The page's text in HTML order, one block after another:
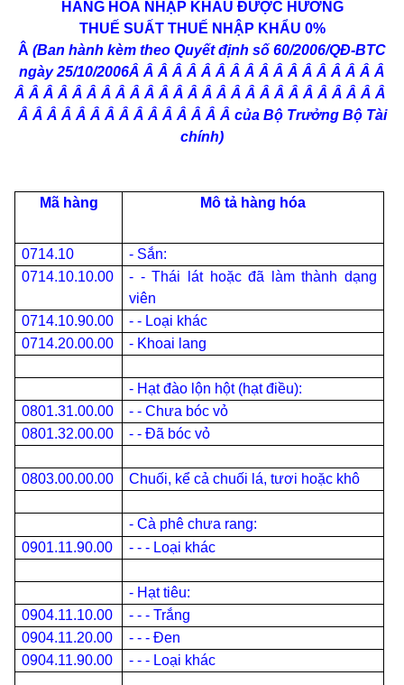
HÀNG HOÁ NHẬP KHẨU ĐƯỢC HƯỞNG
THUẾ SUẤT THUẾ NHẬP KHẨU 0%
Â (Ban hành kèm theo Quyết định số 60/2006/QĐ-BTC
ngày 25/10/2006Â Â Â Â Â Â Â Â Â Â Â Â Â Â Â Â Â Â
Â Â Â Â Â Â Â Â Â Â Â Â Â Â Â Â Â Â Â Â Â Â Â Â Â Â
Â Â Â Â Â Â Â Â Â Â Â Â Â Â Â của Bộ Trưởng Bộ Tài
chính)
Mã hàng Mô tả hàng hóa
0714.10
- Sắn:
0714.10.10.00
- - Thái lát hoặc đã làm thành dạng
viên
0714.10.90.00
- - Loại khác
0714.20.00.00
- Khoai lang
- Hạt đào lộn hột (hạt điều):
0801.31.00.00
- - Chưa bóc vỏ
0801.32.00.00
- - Đã bóc vỏ
0803.00.00.00 Chuối, kể cả chuối lá, tươi hoặc khô
- Cà phê chưa rang:
0901.11.90.00
- - - Loại khác
- Hạt tiêu:
0904.11.10.00
- - - Trắng
0904.11.20.00
- - - Đen
0904.11.90.00
- - - Loại khác